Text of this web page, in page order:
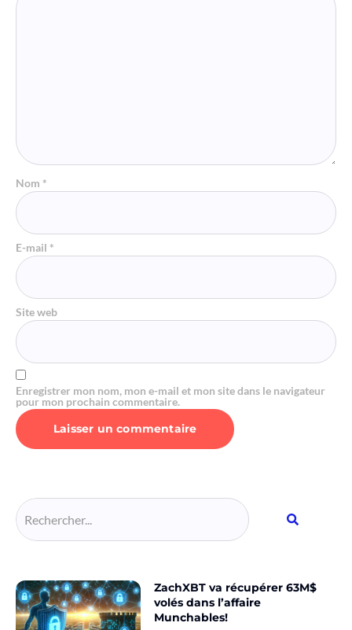
Nom *
E-mail *
Site web
Enregistrer mon nom, mon e-mail et mon site dans le navigateur
pour mon prochain commentaire.
ZachXBT va récupérer 63M$
volés dans l’affaire
Munchables!